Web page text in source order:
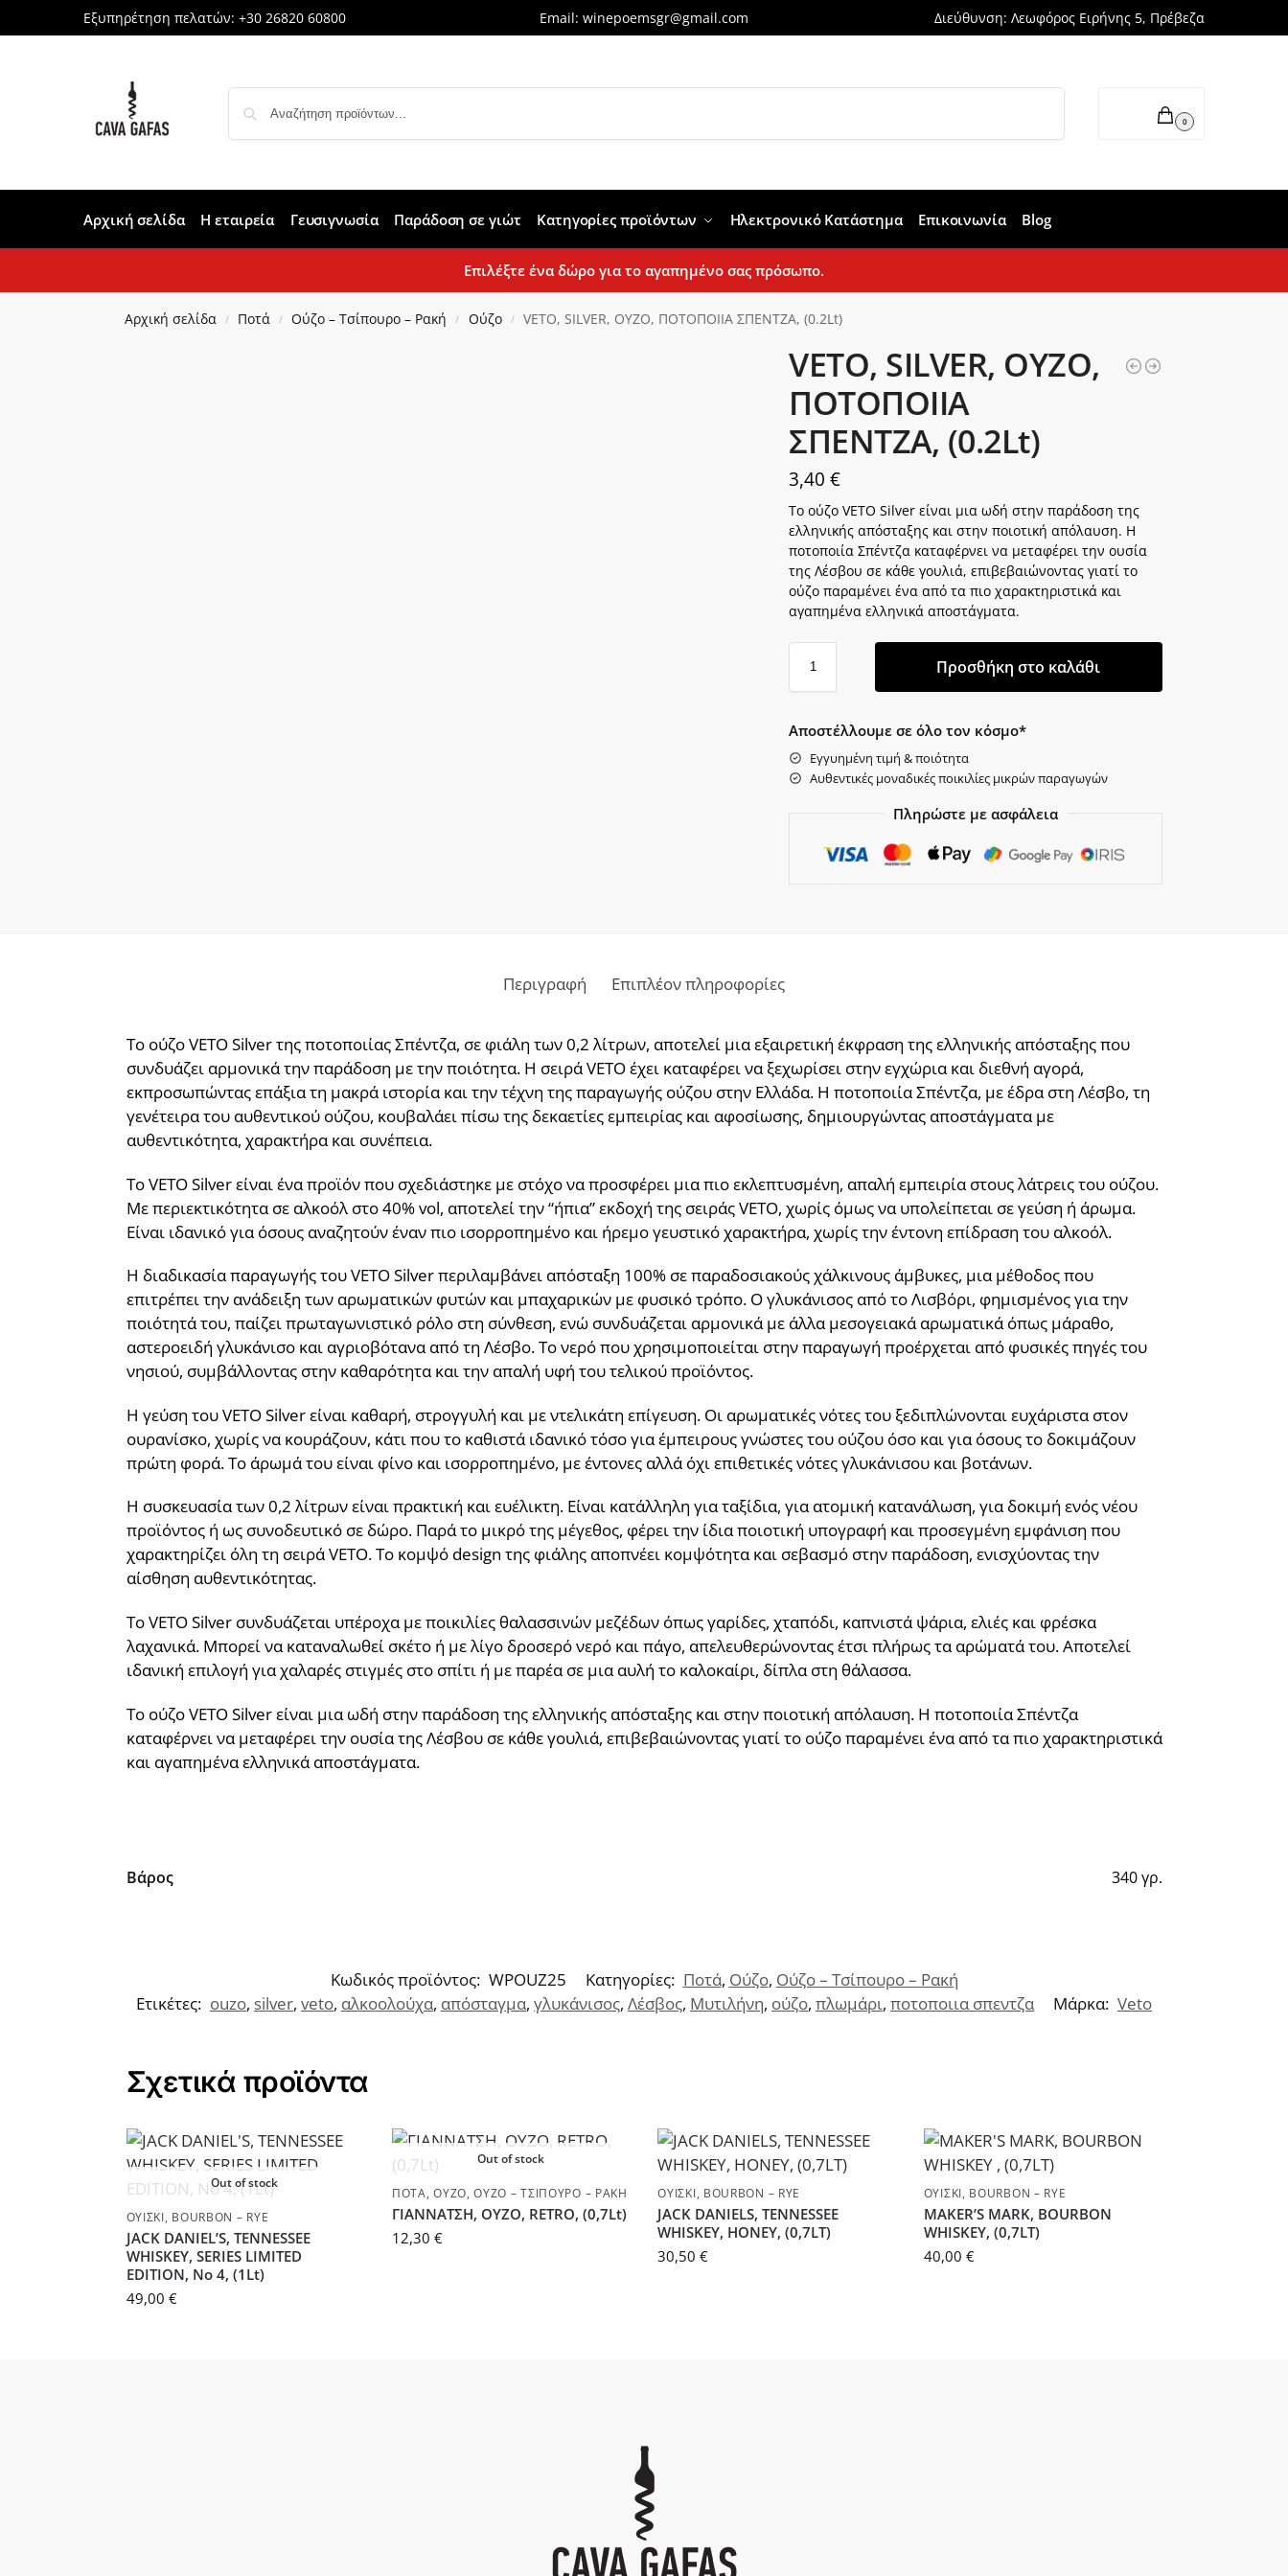
Εξυπηρέτηση πελατών: +30 26820 60800 Email: winepoemsgr@gmail.com Διεύθυνση: Λεωφόρος Ειρήνης 5, Πρέβεζα
0
Αρχική σελίδα Η εταιρεία Γευσιγνωσία Παράδοση σε γιώτ Κατηγορίες προϊόντων Ηλεκτρονικό Κατάστημα Επικοινωνία Blog
Επιλέξτε ένα δώρο για το αγαπημένο σας πρόσωπο.
Αρχική σελίδα / Ποτά / Ούζο – Τσίπουρο – Ρακή / Ούζο / VETO, SILVER, ΟΥΖΟ, ΠΟΤΟΠΟΙΙΑ ΣΠΕΝΤΖΑ, (0.2Lt)
VETO, SILVER, ΟΥΖΟ,
ΠΟΤΟΠΟΙΙΑ
ΣΠΕΝΤΖΑ, (0.2Lt)
3,40€
Το ούζο VETO Silver είναι μια ωδή στην παράδοση της
ελληνικής απόσταξης και στην ποιοτική απόλαυση. Η
ποτοποιία Σπέντζα καταφέρνει να μεταφέρει την ουσία
της Λέσβου σε κάθε γουλιά, επιβεβαιώνοντας γιατί το
ούζο παραμένει ένα από τα πιο χαρακτηριστικά και
αγαπημένα ελληνικά αποστάγματα.
Προσθήκη στο καλάθι
Αποστέλλουμε σε όλο τον κόσμο*
Εγγυημένη τιμή & ποιότητα
Αυθεντικές μοναδικές ποικιλίες μικρών παραγωγών
Πληρώστε με ασφάλεια
Περιγραφή Επιπλέον πληροφορίες
Το ούζο VETO Silver της ποτοποιίας Σπέντζα, σε φιάλη των 0,2 λίτρων, αποτελεί μια εξαιρετική έκφραση της ελληνικής απόσταξης που
συνδυάζει αρμονικά την παράδοση με την ποιότητα. Η σειρά VETO έχει καταφέρει να ξεχωρίσει στην εγχώρια και διεθνή αγορά,
εκπροσωπώντας επάξια τη μακρά ιστορία και την τέχνη της παραγωγής ούζου στην Ελλάδα. Η ποτοποιία Σπέντζα, με έδρα στη Λέσβο, τη
γενέτειρα του αυθεντικού ούζου, κουβαλάει πίσω της δεκαετίες εμπειρίας και αφοσίωσης, δημιουργώντας αποστάγματα με
αυθεντικότητα, χαρακτήρα και συνέπεια.
Το VETO Silver είναι ένα προϊόν που σχεδιάστηκε με στόχο να προσφέρει μια πιο εκλεπτυσμένη, απαλή εμπειρία στους λάτρεις του ούζου.
Με περιεκτικότητα σε αλκοόλ στο 40% vol, αποτελεί την “ήπια” εκδοχή της σειράς VETO, χωρίς όμως να υπολείπεται σε γεύση ή άρωμα.
Είναι ιδανικό για όσους αναζητούν έναν πιο ισορροπημένο και ήρεμο γευστικό χαρακτήρα, χωρίς την έντονη επίδραση του αλκοόλ.
Η διαδικασία παραγωγής του VETO Silver περιλαμβάνει απόσταξη 100% σε παραδοσιακούς χάλκινους άμβυκες, μια μέθοδος που
επιτρέπει την ανάδειξη των αρωματικών φυτών και μπαχαρικών με φυσικό τρόπο. Ο γλυκάνισος από το Λισβόρι, φημισμένος για την
ποιότητά του, παίζει πρωταγωνιστικό ρόλο στη σύνθεση, ενώ συνδυάζεται αρμονικά με άλλα μεσογειακά αρωματικά όπως μάραθο,
αστεροειδή γλυκάνισο και αγριοβότανα από τη Λέσβο. Το νερό που χρησιμοποιείται στην παραγωγή προέρχεται από φυσικές πηγές του
νησιού, συμβάλλοντας στην καθαρότητα και την απαλή υφή του τελικού προϊόντος.
Η γεύση του VETO Silver είναι καθαρή, στρογγυλή και με ντελικάτη επίγευση. Οι αρωματικές νότες του ξεδιπλώνονται ευχάριστα στον
ουρανίσκο, χωρίς να κουράζουν, κάτι που το καθιστά ιδανικό τόσο για έμπειρους γνώστες του ούζου όσο και για όσους το δοκιμάζουν
πρώτη φορά. Το άρωμά του είναι φίνο και ισορροπημένο, με έντονες αλλά όχι επιθετικές νότες γλυκάνισου και βοτάνων.
Η συσκευασία των 0,2 λίτρων είναι πρακτική και ευέλικτη. Είναι κατάλληλη για ταξίδια, για ατομική κατανάλωση, για δοκιμή ενός νέου
προϊόντος ή ως συνοδευτικό σε δώρο. Παρά το μικρό της μέγεθος, φέρει την ίδια ποιοτική υπογραφή και προσεγμένη εμφάνιση που
χαρακτηρίζει όλη τη σειρά VETO. Το κομψό design της φιάλης αποπνέει κομψότητα και σεβασμό στην παράδοση, ενισχύοντας την
αίσθηση αυθεντικότητας.
Το VETO Silver συνδυάζεται υπέροχα με ποικιλίες θαλασσινών μεζέδων όπως γαρίδες, χταπόδι, καπνιστά ψάρια, ελιές και φρέσκα
λαχανικά. Μπορεί να καταναλωθεί σκέτο ή με λίγο δροσερό νερό και πάγο, απελευθερώνοντας έτσι πλήρως τα αρώματά του. Αποτελεί
ιδανική επιλογή για χαλαρές στιγμές στο σπίτι ή με παρέα σε μια αυλή το καλοκαίρι, δίπλα στη θάλασσα.
Το ούζο VETO Silver είναι μια ωδή στην παράδοση της ελληνικής απόσταξης και στην ποιοτική απόλαυση. Η ποτοποιία Σπέντζα
καταφέρνει να μεταφέρει την ουσία της Λέσβου σε κάθε γουλιά, επιβεβαιώνοντας γιατί το ούζο παραμένει ένα από τα πιο χαρακτηριστικά
και αγαπημένα ελληνικά αποστάγματα.
Βάρος 340 γρ.
Κωδικός προϊόντος: WPOUZ25 Κατηγορίες: Ποτά, Ούζο, Ούζο – Τσίπουρο – Ρακή
Ετικέτες: ouzo, silver, veto, αλκοολούχα, απόσταγμα, γλυκάνισος, Λέσβος, Μυτιλήνη, ούζο, πλωμάρι, ποτοποιια σπεντζα Μάρκα: Veto
Σχετικά προϊόντα
Out of stock
ΟΥΊΣΚΙ BOURBON – RYE
JACK DANIEL’S, TENNESSEE
WHISKEY, SERIES LIMITED
EDITION, No 4, (1Lt)
49,00 €
Out of stock
ΠΟΤΆ ,ΟΎΖΟ ,ΟΎΖΟ – ΤΣΊΠΟΥΡΟ – ΡΑΚΉ
ΓΙΑΝΝΑΤΣΗ, ΟΥΖΟ, RETRO, (0,7Lt)
12,30 €
ΟΥΊΣΚΙ BOURBON – RYE
JACK DANIELS, TENNESSEE
WHISKEY, HONEY, (0,7LT)
30,50€
ΟΥΊΣΚΙ BOURBON – RYE
MAKER’S MARK, BOURBON
WHISKEY, (0,7LT)
40,00 €